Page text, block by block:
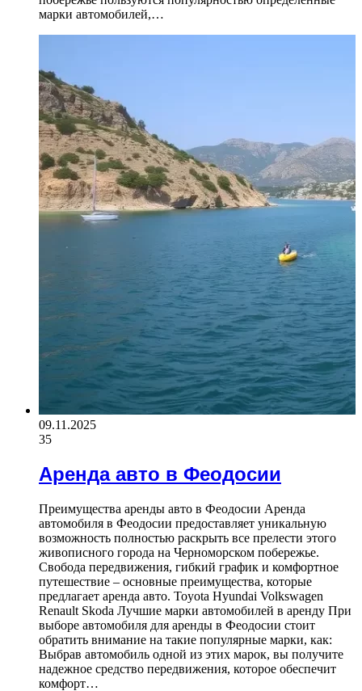
марки автомобилей,…
09.11.2025
35
Аренда авто в Феодосии
Преимущества аренды авто в Феодосии Аренда
автомобиля в Феодосии предоставляет уникальную
возможность полностью раскрыть все прелести этого
живописного города на Черноморском побережье.
Свобода передвижения, гибкий график и комфортное
путешествие – основные преимущества, которые
предлагает аренда авто. Toyota Hyundai Volkswagen
Renault Skoda Лучшие марки автомобилей в аренду При
выборе автомобиля для аренды в Феодосии стоит
обратить внимание на такие популярные марки, как:
Выбрав автомобиль одной из этих марок, вы получите
надежное средство передвижения, которое обеспечит
комфорт…